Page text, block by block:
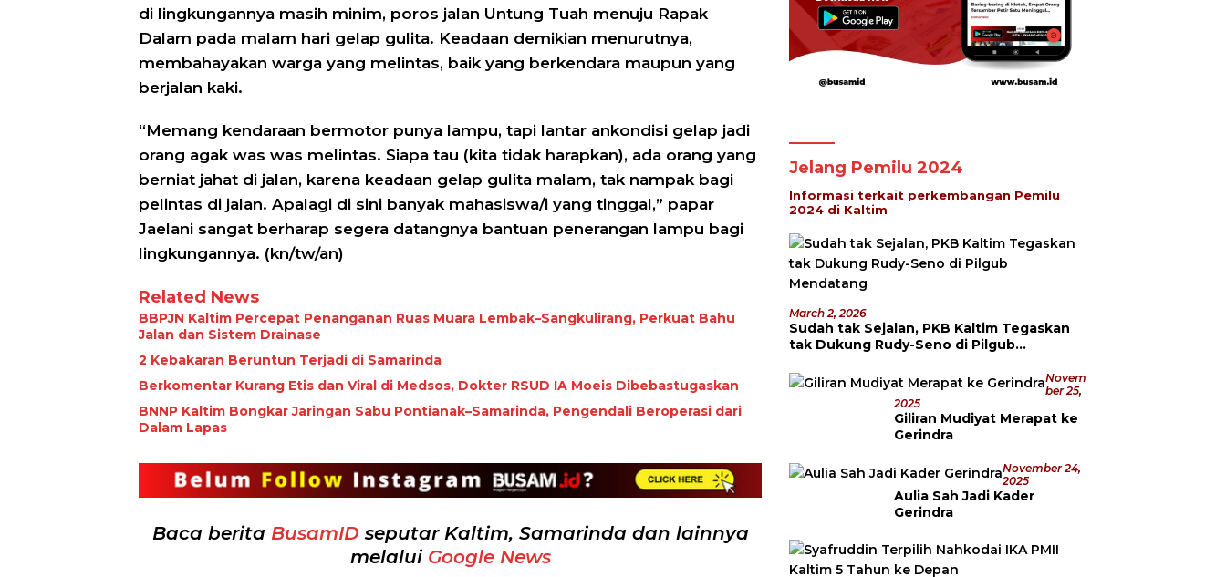
di lingkungannya masih minim, poros jalan Untung Tuah menuju Rapak
Dalam pada malam hari gelap gulita. Keadaan demikian menurutnya,
membahayakan warga yang melintas, baik yang berkendara maupun yang
berjalan kaki.
“Memang kendaraan bermotor punya lampu, tapi lantar ankondisi gelap jadi
orang agak was was melintas. Siapa tau (kita tidak harapkan), ada orang yang
berniat jahat di jalan, karena keadaan gelap gulita malam, tak nampak bagi
pelintas di jalan. Apalagi di sini banyak mahasiswa/i yang tinggal,” papar
Jaelani sangat berharap segera datangnya bantuan penerangan lampu bagi
lingkungannya. (kn/tw/an)
Related News
BBPJN Kaltim Percepat Penanganan Ruas Muara Lembak–Sangkulirang, Perkuat Bahu
Jalan dan Sistem Drainase
2 Kebakaran Beruntun Terjadi di Samarinda
Berkomentar Kurang Etis dan Viral di Medsos, Dokter RSUD IA Moeis Dibebastugaskan
BNNP Kaltim Bongkar Jaringan Sabu Pontianak–Samarinda, Pengendali Beroperasi dari
Dalam Lapas
Baca berita BusamID seputar Kaltim, Samarinda dan lainnya
melalui Google News
Jelang Pemilu 2024
Informasi terkait perkembangan Pemilu
2024 di Kaltim
March 2, 2026
Sudah tak Sejalan, PKB Kaltim Tegaskan
tak Dukung Rudy-Seno di Pilgub
Novem
Ber 25,
2025
Giliran Mudiyat Merapat ke
Gerindra
November 24,
2025
Aulia Sah Jadi Kader
Gerindra